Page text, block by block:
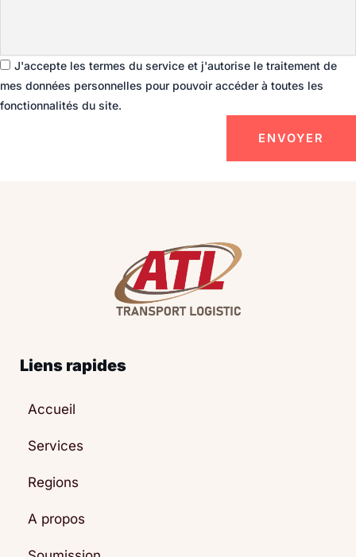
J'accepte les termes du service et j'autorise le traitement de
mes données personnelles pour pouvoir accéder à toutes les
fonctionnalités du site.
ENVOYER
Liens rapides
Accueil
Services
Regions
A propos